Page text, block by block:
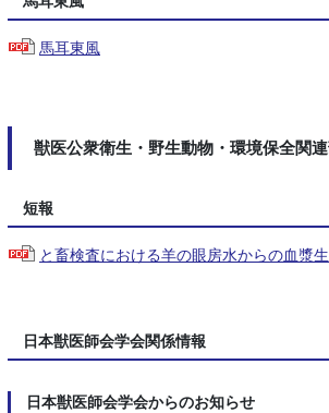
馬耳東風
獣医公衆衛生・野生動物・環境保全関
短報
と畜検査における羊の眼房水からの血漿
日本獣医師会学会関係情報
日本獣医師会学会からのお知らせ